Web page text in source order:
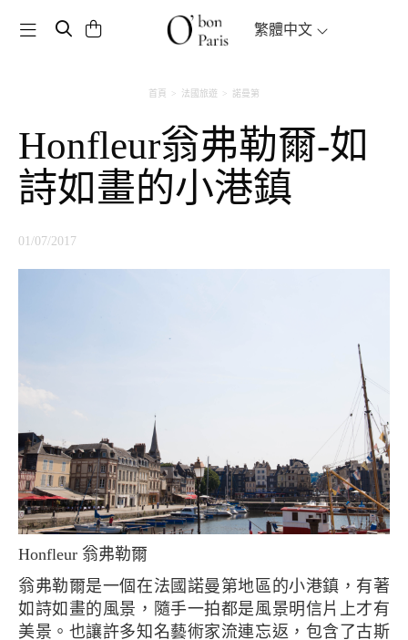
Toggle navigation 繁體中文
首頁 法國旅遊 諾曼第
Honfleur翁弗勒爾-如
詩如畫的小港鎮
01/07/2017
Honfleur 翁弗勒爾
翁弗勒爾是一個在法國諾曼第地區的小港鎮，有著
如詩如畫的風景，隨手一拍都是風景明信片上才有
美景。也讓許多知名藝術家流連忘返，包含了古斯